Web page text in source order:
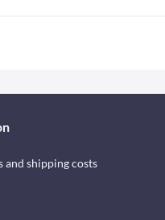
and shipping costs